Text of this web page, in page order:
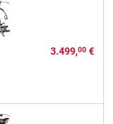
3.499,00€